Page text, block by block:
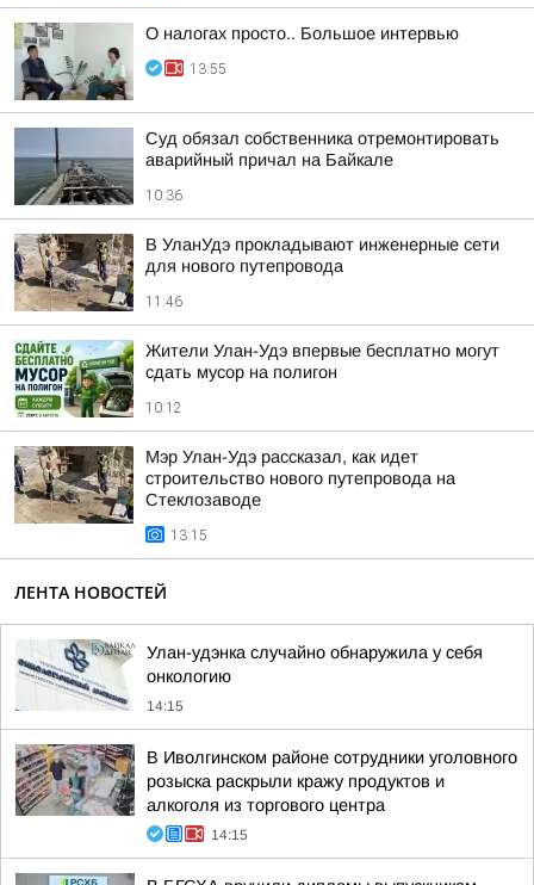
О налогах просто.. Большое интервью
13:55
Суд обязал собственника отремонтировать
аварийный причал на Байкале
10:36
В УланУдэ прокладывают инженерные сети
для нового путепровода
11:46
Жители Улан-Удэ впервые бесплатно могут
сдать мусор на полигон
10:12
Мэр Улан-Удэ рассказал, как идет
строительство нового путепровода на
Стеклозаводе
13:15
ЛЕНТА НОВОСТЕЙ
Улан-удэнка случайно обнаружила у себя
онкологию
14:15
В Иволгинском районе сотрудники уголовного
розыска раскрыли кражу продуктов и
алкоголя из торгового центра
14:15